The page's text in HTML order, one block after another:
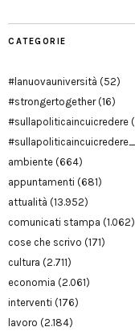
CATEGORIE
#lanuovauniversità (52)
#strongertogether(16)
#sullapoliticaincuicredere
ambiente (664)
appuntamenti (681)
attualità (13.952)
comunicati stampa (1.062)
cose che scrivo (171)
cultura (2.711)
economia (2.061)
interventi (176)
lavoro (2.184)